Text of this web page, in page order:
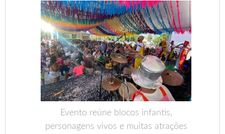
Evento reúne blocos infantis,
personagens vivos e muitas atrações